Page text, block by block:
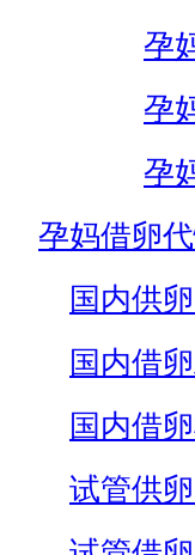
孕
孕
孕
孕妈借卵
国内供
国内借
国内借
试管供